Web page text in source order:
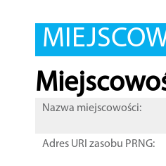
Nazwa miejscowości:
Adres URI zasobu PRNG: